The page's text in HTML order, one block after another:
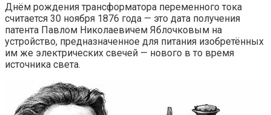
Днём рождения трансформатора переменного тока
считается 30 ноября 1876 года — это дата получения
патента Павлом Николаевичем Яблочковым на
устройство, предназначенное для питания изобретённых
им же электрических свечей — нового в то время
источника света.